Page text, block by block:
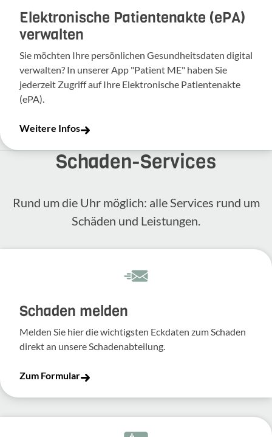
Elektronische Patientenakte (ePA)
verwalten
Sie möchten Ihre persönlichen Gesundheitsdaten digital
verwalten? In unserer App "Patient ME" haben Sie
jederzeit Zugriff auf Ihre Elektronische Patientenakte
(ePA).
Weitere Infos
Schaden-​Services
Rund um die Uhr möglich: alle Services rund um
Schäden und Leis­tungen.
Schaden melden
Melden Sie hier die wich­tigsten Eckdaten zum Schaden
direkt an unsere Scha­den­ab­tei­lung.
Zum Formular